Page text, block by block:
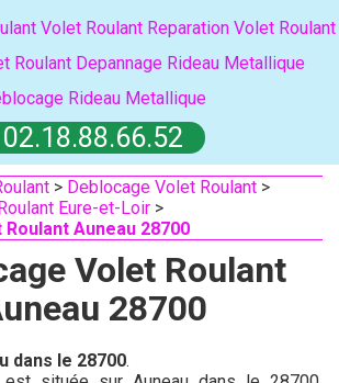
Volet Roulant Reparation Volet Roulant
Roulant Depannage Rideau Metallique
Rideau Metallique
02.18.88.66.52
> Deblocage Volet Roulant >
Eure-et-Loir >
Auneau 28700
Volet Roulant
28700
dans le 28700.